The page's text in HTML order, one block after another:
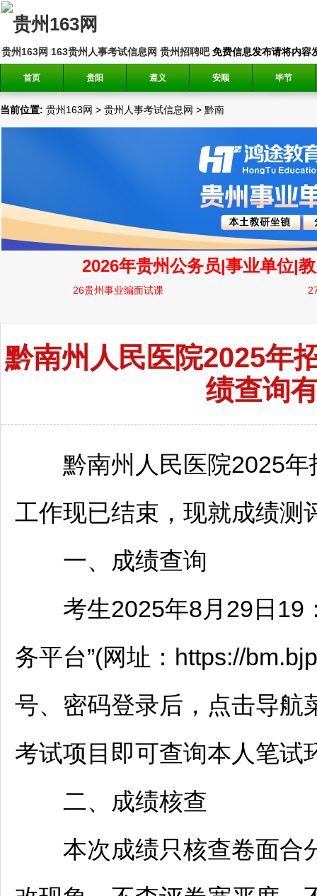
贵州163网 163贵州人事考试信息网 贵州招聘吧免费信息发布请将内容
首页 贵阳 遵义 安顺 毕节
当前位置: 贵州163网 > 贵州人事考试信息网 > 黔南
黔南州人民医院2025年
绩查询
黔南州人民医院2025年
工作现已结束，现就成绩测
一、成绩查询
考生2025年8月29日19
务平台”(网址：https://
号、密码登录后，点击导航
考试项目即可查询本人笔试
二、成绩核查
本次成绩只核查卷面合